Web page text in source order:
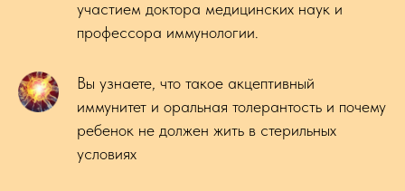
участием доктора медицинских наук и
профессора иммунологии.
Вы узнаете, что такое акцептивный
иммунитет и оральная толерантость и почему
ребенок не должен жить в стерильных
условиях